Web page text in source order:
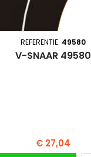
REFERENTIE: 49580
V-SNAAR 49580
Prijs
€ 27,04